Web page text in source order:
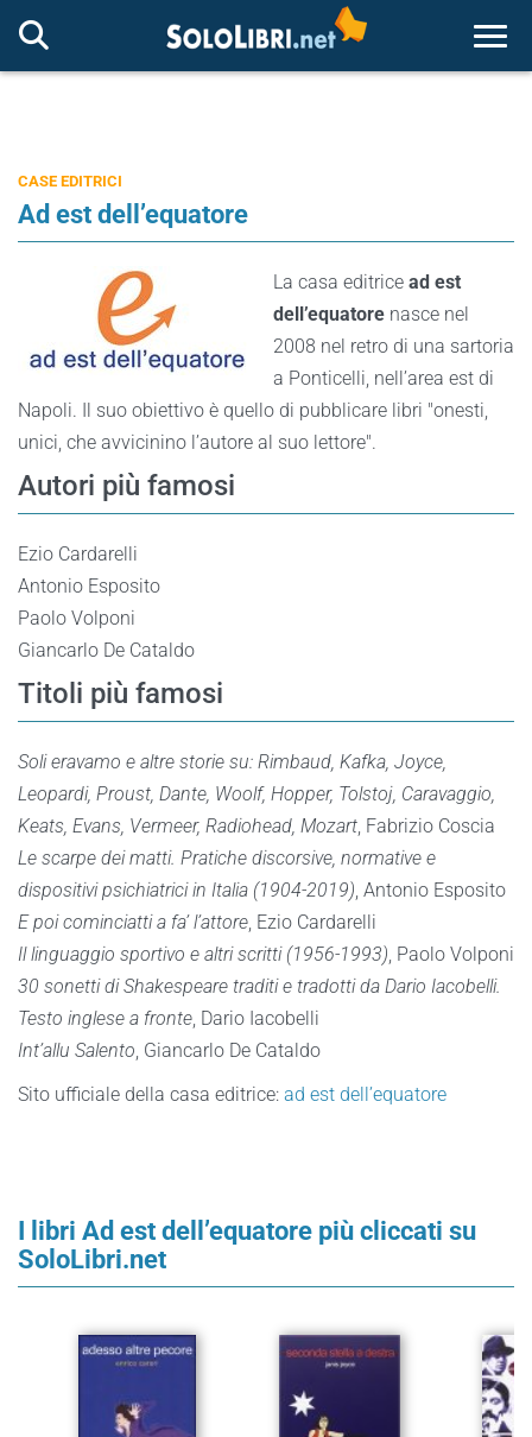
CASE EDITRICI
Ad est dell’equatore
La casa editrice ad est
dell’equatore nasce nel
2008 nel retro di una sartoria
a Ponticelli, nell’area est di
Napoli. Il suo obiettivo è quello di pubblicare libri "onesti,
unici, che avvicinino l’autore al suo lettore".
Autori più famosi
Ezio Cardarelli
Antonio Esposito
Paolo Volponi
Giancarlo De Cataldo
Titoli più famosi
Soli eravamo e altre storie su: Rimbaud, Kafka, Joyce,
Leopardi, Proust, Dante, Woolf, Hopper, Tolstoj, Caravaggio,
Keats, Evans, Vermeer, Radiohead, Mozart, Fabrizio Coscia
Le scarpe dei matti. Pratiche discorsive, normative e
dispositivi psichiatrici in Italia (1904-2019), Antonio Esposito
E poi cominciatti a fa’ l’attore, Ezio Cardarelli
Il linguaggio sportivo e altri scritti (1956-1993), Paolo Volponi
30 sonetti di Shakespeare traditi e tradotti da Dario Iacobelli.
Testo inglese a fronte, Dario Iacobelli
Int’allu Salento, Giancarlo De Cataldo
Sito ufficiale della casa editrice: ad est dell’equatore
I libri Ad est dell’equatore più cliccati su
SoloLibri.net